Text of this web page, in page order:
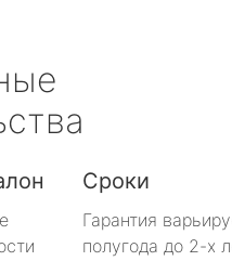
Сроки
Гарантия
полугода до 2-х